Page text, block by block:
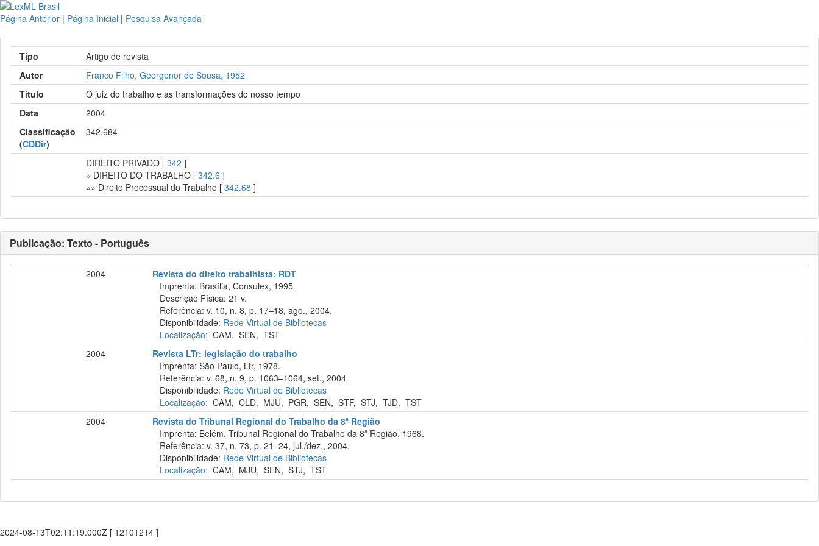
Página Anterior | Página Inicial | Pesquisa Avançada
Tipo
Artigo de revista
Autor
Franco Filho, Georgenor de Sousa, 1952
Título
O juiz do trabalho e as transformações do nosso tempo
Data
2004
Classificação
(CDDir)
342.684
DIREITO PRIVADO [342 ]
» DIREITO DO TRABALHO [342.6 ]
»» Direito Processual do Trabalho [342.68 ]
Publicação: Texto - Português
2004
Revista do direito trabalhista: RDT
Imprenta: Brasília, Consulex, 1995.
Descrição Física: 21 v.
Referência: v. 10, n. 8, p. 17–18, ago., 2004.
Disponibilidade: Rede Virtual de Bibliotecas
Localização: CAM,SEN,TST
2004
Revista LTr: legislação do trabalho
Imprenta: São Paulo, Ltr, 1978.
Referência: v. 68, n. 9, p. 1063–1064, set., 2004.
Disponibilidade: Rede Virtual de Bibliotecas
Localização: CAM,CLD, MJU, PGR,SEN,STF,STJ,TJD,TST
2004
Revista do Tribunal Regional do Trabalho da 8ª Região
Imprenta: Belém, Tribunal Regional do Trabalho da 8ª Região, 1968.
Referência: v. 37, n. 73, p. 21–24, jul./dez., 2004.
Disponibilidade: Rede Virtual de Bibliotecas
Localização: CAM, MJU,SEN,STJ,TST
2024-08-13T02:11:19.000Z [ 12101214 ]